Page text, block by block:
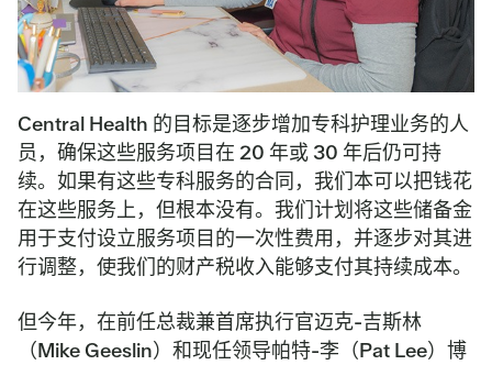
Central Health 的目标是逐步增加专科护理业务的人
员，确保这些服务项目在 20 年或 30 年后仍可持
续。如果有这些专科服务的合同，我们本可以把钱花
在这些服务上，但根本没有。我们计划将这些储备金
用于支付设立服务项目的一次性费用，并逐步对其进
行调整，使我们的财产税收入能够支付其持续成本。
但今年，在前任总裁兼首席执行官迈克-吉斯林
（Mike Geeslin）和现任领导帕特-李（Pat Lee）博